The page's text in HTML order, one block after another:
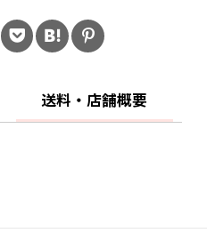
禁止されています。当
き」画面の「お問い合
送料・店舗概要